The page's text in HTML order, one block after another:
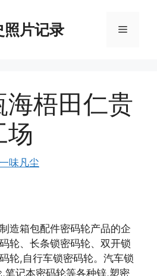
片记录 菜
海梧田仁贵
场
味凡尘
造箱包配件密码轮产品的企
轮、长条锁密码轮、双开锁
轮,自行车锁密码轮。汽车锁
笔记本密码轮等各种锌,塑密